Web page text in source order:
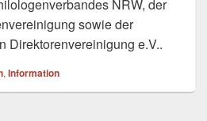
NRW, der
sowie der
Direktorenvereinigung e.V..
, Information